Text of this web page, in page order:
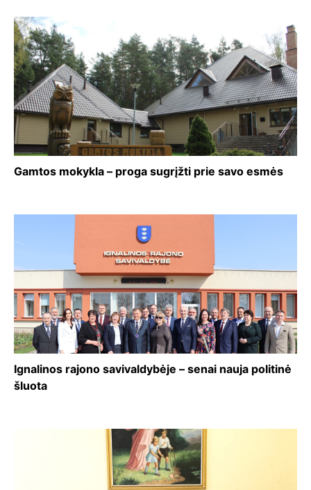
Gamtos mokykla – proga sugrįžti prie savo esmės
Ignalinos rajono savivaldybėje – senai nauja politinė
šluota